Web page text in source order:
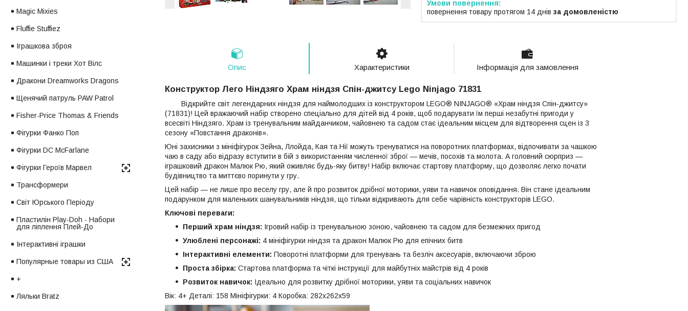
повернення товару протягом 14 днів за домовленістю
Опис Характеристики Інформація для замовлення
Конструктор Лего Ніндзяго Храм ніндзя Спін-джитсу Lego Ninjago 71831
Відкрийте світ легендарних ніндзя для наймолодших із конструктором LEGO® NINJAGO® «Храм ніндзя Спін-джитсу»
(71831)! Цей вражаючий набір створено спеціально для дітей від 4 років, щоб подарувати їм перші незабутні пригоди у
всесвіті Ніндзяго. Храм із тренувальним майданчиком, чайовнею та садом стає ідеальним місцем для відтворення сцен із 3
сезону «Повстання драконів».
Юні захисники з мініфігурок Зейна, Ллойда, Кая та Нії можуть тренуватися на поворотних платформах, відпочивати за чашкою
чаю в саду або відразу вступити в бій з використанням численної зброї — мечів, посохів та молота. А головний сюрприз —
іграшковий дракон Малюк Рю, який оживляє будь-яку битву! Набір включає стартову платформу, що дозволяє легко почати
будівництво та миттєво поринути у гру.
Цей набір — не лише про веселу гру, але й про розвиток дрібної моторики, уяви та навичок оповідання. Він стане ідеальним
подарунком для маленьких шанувальників ніндзя, що тільки відкривають для себе чарівність конструкторів LEGO.
Ключові переваги:
Перший храм ніндзя: Ігровий набір із тренувальною зоною, чайовнею та садом для безмежних пригод
Улюблені персонажі: 4 мініфігурки ніндзя та дракон Малюк Рю для епічних битв
Інтерактивні елементи: Поворотні платформи для тренувань та безліч аксесуарів, включаючи зброю
Проста збірка: Стартова платформа та чіткі інструкції для майбутніх майстрів від 4 років
Розвиток навичок: Ідеально для розвитку дрібної моторики, уяви та соціальних навичок
Вік: 4+ Деталі: 158 Мініфігурки: 4 Коробка: 282х262х59
Magic Mixies
Fluffie Stuffiez
Іграшкова зброя
Машинки і треки Хот Вілс
Дракони Dreamworks Dragons
Щенячий патруль PAW Patrol
Fisher-Price Thomas & Friends
Фігурки Фанко Поп
Фігурки DC McFarlane
Фігурки Героїв Марвел
Трансформери
Світ Юрського Періоду
Пластилін Play-Doh - Набори
для ліплення Плей-До
Інтерактивні іграшки
Популярные товары из США
+
Ляльки Bratz